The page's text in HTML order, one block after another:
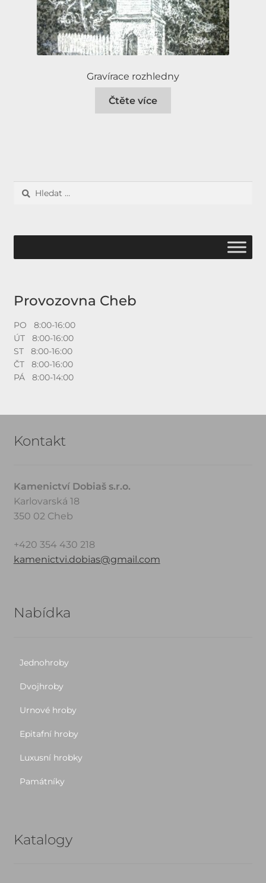
Gravírace rozhledny
Čtěte více
Vyhledávání
Provozovna Cheb
PO 8:00-16:00
ÚT 8:00-16:00
ST 8:00-16:00
ČT 8:00-16:00
PÁ 8:00-14:00
Kontakt
Kamenictví Dobiaš s.r.o.
Karlovarská 18
350 02 Cheb
+420 354 430 218
kamenictvi.dobias@gmail.com
Nabídka
Jednohroby
Dvojhroby
Urnové hroby
Epitafní hroby
Luxusní hrobky
Památníky
Katalogy